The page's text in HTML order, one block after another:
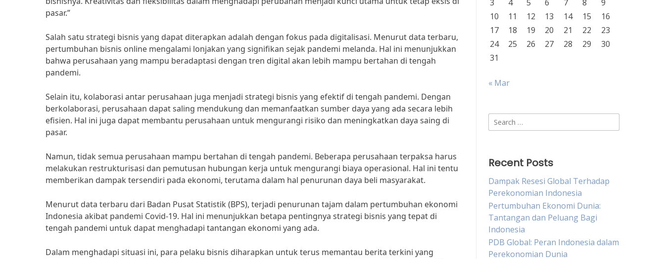
pasar.”
Salah satu strategi bisnis yang dapat diterapkan adalah dengan fokus pada digitalisasi. Menurut data terbaru,
pertumbuhan bisnis online mengalami lonjakan yang signifikan sejak pandemi melanda. Hal ini menunjukkan
bahwa perusahaan yang mampu beradaptasi dengan tren digital akan lebih mampu bertahan di tengah
pandemi.
Selain itu, kolaborasi antar perusahaan juga menjadi strategi bisnis yang efektif di tengah pandemi. Dengan
berkolaborasi, perusahaan dapat saling mendukung dan memanfaatkan sumber daya yang ada secara lebih
efisien. Hal ini juga dapat membantu perusahaan untuk mengurangi risiko dan meningkatkan daya saing di
pasar.
Namun, tidak semua perusahaan mampu bertahan di tengah pandemi. Beberapa perusahaan terpaksa harus
melakukan restrukturisasi dan pemutusan hubungan kerja untuk mengurangi biaya operasional. Hal ini tentu
memberikan dampak tersendiri pada ekonomi, terutama dalam hal penurunan daya beli masyarakat.
Menurut data terbaru dari Badan Pusat Statistik (BPS), terjadi penurunan tajam dalam pertumbuhan ekonomi
Indonesia akibat pandemi Covid-19. Hal ini menunjukkan betapa pentingnya strategi bisnis yang tepat di
tengah pandemi untuk dapat menghadapi tantangan ekonomi yang ada.
Dalam menghadapi situasi ini, para pelaku bisnis diharapkan untuk terus memantau berita terkini yang
3
4 5 6 7 8
9
10
11 12 13 14 15
16
17
18 19 20 21 22
23
24
25 26 27 28 29
30
31
« Mar
Search
for:
Recent Posts
Dampak Resesi Global Terhadap
Perekonomian Indonesia
Pertumbuhan Ekonomi Dunia:
Tantangan dan Peluang Bagi
Indonesia
PDB Global: Peran Indonesia dalam
Perekonomian Dunia